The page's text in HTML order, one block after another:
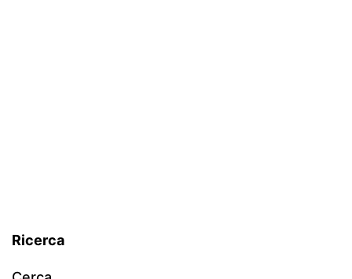
Ricerca